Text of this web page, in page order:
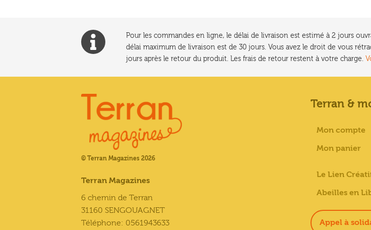
Pour les commandes en ligne, le délai de livraison est estimé à 2 jours
délai maximum de livraison est de 30 jours. Vous avez le droit de vous
jours après le retour du produit. Les frais de retour restent à votre charge.
© Terran Magazines 2026
Terran Magazines
6 chemin de Terran
31160 SENGOUAGNET
Téléphone: 0561943633
Terran &
Mon compte
Mon panier
Le Lien
Abeilles en
Appel à